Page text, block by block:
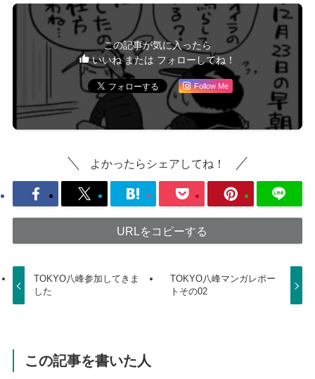
この記事が気に入ったら
いいね または フォローしてね！
Follow Me
よかったらシェアしてね！
URLをコピーする
TOKYO八峰参加してきま
した
TOKYO八峰マンガレポー
トその02
この記事を書いた人